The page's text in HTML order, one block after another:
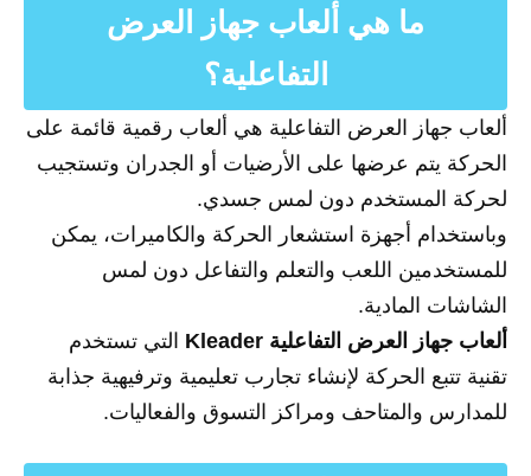
ما هي ألعاب جهاز العرض
التفاعلية؟
ألعاب جهاز العرض التفاعلية هي ألعاب رقمية قائمة على
الحركة يتم عرضها على الأرضيات أو الجدران وتستجيب
لحركة المستخدم دون لمس جسدي.
وباستخدام أجهزة استشعار الحركة والكاميرات، يمكن
للمستخدمين اللعب والتعلم والتفاعل دون لمس
الشاشات المادية.
ألعاب جهاز العرض التفاعلية Kleader
التي تستخدم
تقنية تتبع الحركة لإنشاء تجارب تعليمية وترفيهية جذابة
للمدارس والمتاحف ومراكز التسوق والفعاليات.